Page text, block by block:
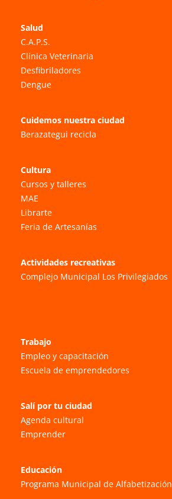
Salud
C.A.P.S.
Clínica Veterinaria
Desfibriladores
Dengue
Cuidemos nuestra ciudad
Berazategui recicla
Cultura
Cursos y talleres
MAE
Librarte
Feria de Artesanías
Actividades recreativas
Complejo Municipal Los Privilegiados
Trabajo
Empleo y capacitación
Escuela de emprendedores
Salí por tu ciudad
Agenda cultural
Emprender
Educación
Programa Municipal de Alfabetización